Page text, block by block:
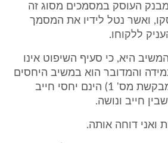
העוסק במסמכים מסוג זה
ואשר נטל לידיו את המסמך
ללקוחו.
היא, כי סעיף השיפוט אינו
והמדובר הוא במשיב היחסים
בינו לבין המוביל (המבקשת מס' 1) הינם יחסי חייב
חייב ונושה.
ואני דוחה אותה.